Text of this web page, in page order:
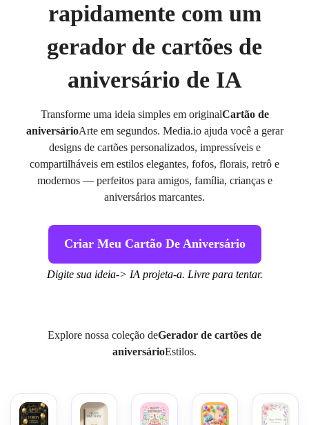
rapidamente com um
gerador de cartões de
aniversário de IA
Transforme uma ideia simples em originalCartão de
aniversárioArte em segundos. Media.io ajuda você a gerar
designs de cartões personalizados, impressíveis e
compartilháveis em estilos elegantes, fofos, florais, retrô e
modernos — perfeitos para amigos, família, crianças e
aniversários marcantes.
Criar Meu Cartão De Aniversário
Digite sua ideia-> IA projeta-a. Livre para tentar.
Explore nossa coleção deGerador de cartões de
aniversárioEstilos.